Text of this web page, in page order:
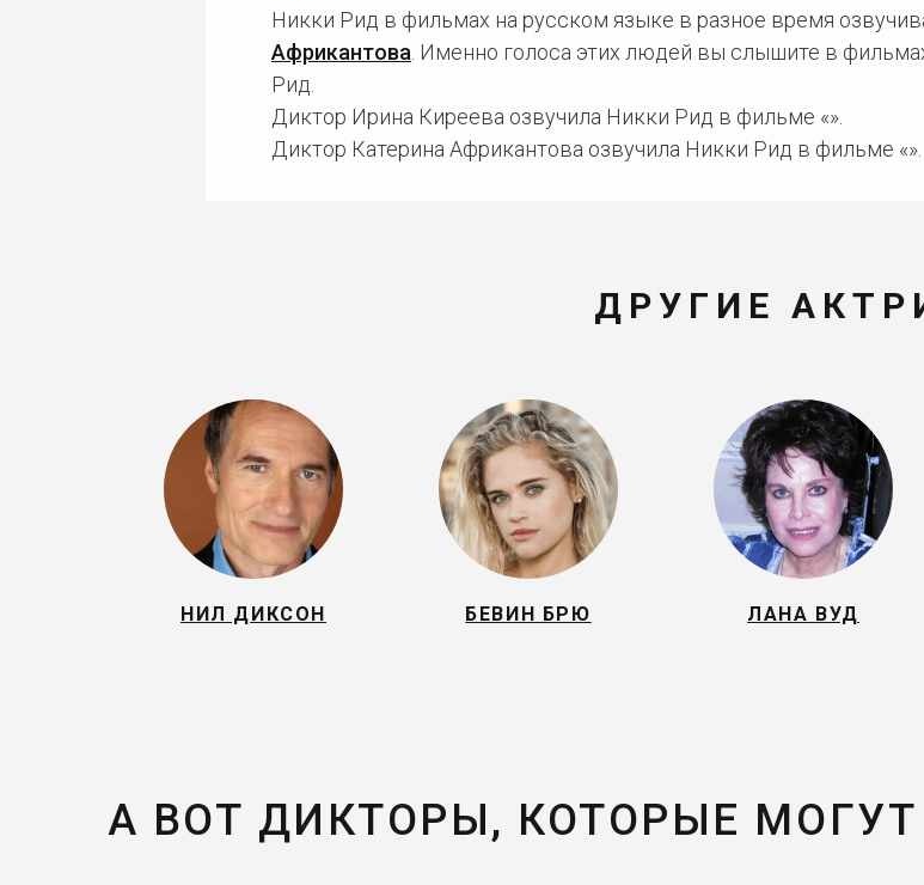
Никки Рид в фильмах на русском языке в разное время
Африкантова . Именно голоса этих людей вы слышите в
Рид.
Диктор Ирина Киреева озвучила Никки Рид в фильме «».
Диктор Катерина Африкантова озвучила Никки Рид в фильме «».
ДРУГИЕ
НИЛ ДИКСОН БЕВИН БРЮ ЛАНА ВУД
А ВОТ ДИКТОРЫ, КОТОРЫЕ